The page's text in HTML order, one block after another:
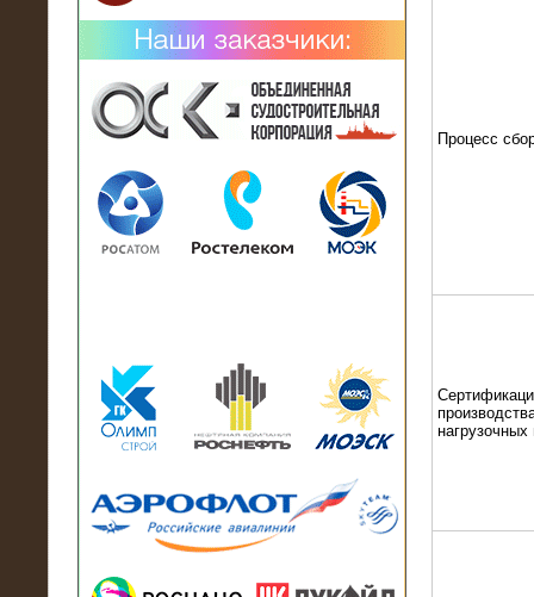
02.02.2019
Нагрузочный комплекс 26 МВт (10
кВ) поставлен в аренду на
13.07.2018
модуль в контейнере 2700 кВА на
Процесс